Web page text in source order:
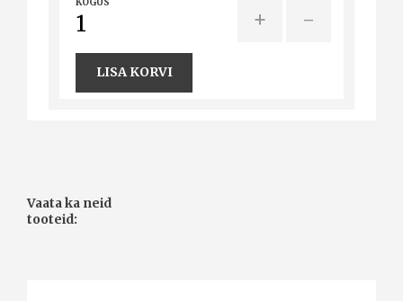
+ -
LISA KORVI
Vaata ka neid
tooteid: